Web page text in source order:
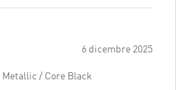
6 dicembre 2025
/ Core Black